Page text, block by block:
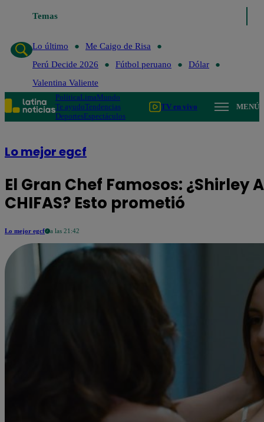
Temas
Lo último
Me Caigo de Risa
Perú Decide 2026
Fútbol peruano
Dólar
Valentina Valiente
PolíticaLimaMundo
Te ayudoTendencias
DeportesEspectáculos
TV en vivo MENÚ
Lo mejor egcf
El Gran Chef Famosos: ¿Shirley
CHIFAS? Esto prometió
Lo mejor egcf a las 21:42